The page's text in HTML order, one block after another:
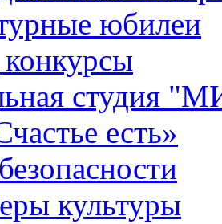
юбилеи
студия
есть»
культуры